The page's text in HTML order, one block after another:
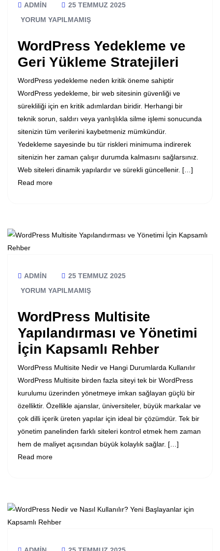
ADMIN
25 TEMMUZ 2025
YORUM YAPILMAMIŞ
WordPress Yedekleme ve
Geri Yükleme Stratejileri
WordPress yedekleme neden kritik öneme sahiptir
WordPress yedekleme, bir web sitesinin güvenliği ve
sürekliliği için en kritik adımlardan biridir. Herhangi bir
teknik sorun, saldırı veya yanlışlıkla silme işlemi sonucunda
sitenizin tüm verilerini kaybetmeniz mümkündür.
Yedekleme sayesinde bu tür riskleri minimuma indirerek
sitenizin her zaman çalışır durumda kalmasını sağlarsınız.
Web siteleri dinamik yapılardır ve sürekli güncellenir. […]
Read more
ADMIN
25 TEMMUZ 2025
YORUM YAPILMAMIŞ
WordPress Multisite
Yapılandırması ve Yönetimi
İçin Kapsamlı Rehber
WordPress Multisite Nedir ve Hangi Durumlarda Kullanılır
WordPress Multisite birden fazla siteyi tek bir WordPress
kurulumu üzerinden yönetmeye imkan sağlayan güçlü bir
özelliktir. Özellikle ajanslar, üniversiteler, büyük markalar ve
çok dilli içerik üreten yapılar için ideal bir çözümdür. Tek bir
yönetim panelinden farklı siteleri kontrol etmek hem zaman
hem de maliyet açısından büyük kolaylık sağlar. […]
Read more